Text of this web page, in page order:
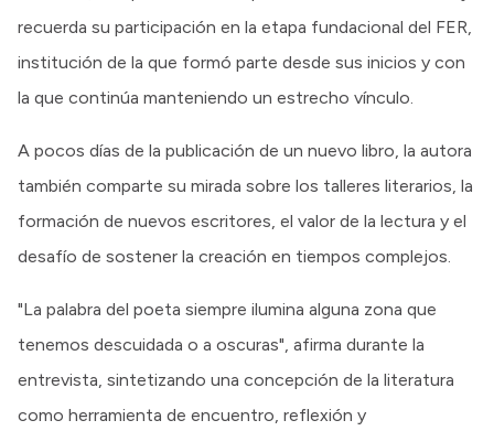
recuerda su participación en la etapa fundacional del FER,
institución de la que formó parte desde sus inicios y con
la que continúa manteniendo un estrecho vínculo.
A pocos días de la publicación de un nuevo libro, la autora
también comparte su mirada sobre los talleres literarios, la
formación de nuevos escritores, el valor de la lectura y el
desafío de sostener la creación en tiempos complejos.
"La palabra del poeta siempre ilumina alguna zona que
tenemos descuidada o a oscuras", afirma durante la
entrevista, sintetizando una concepción de la literatura
como herramienta de encuentro, reflexión y